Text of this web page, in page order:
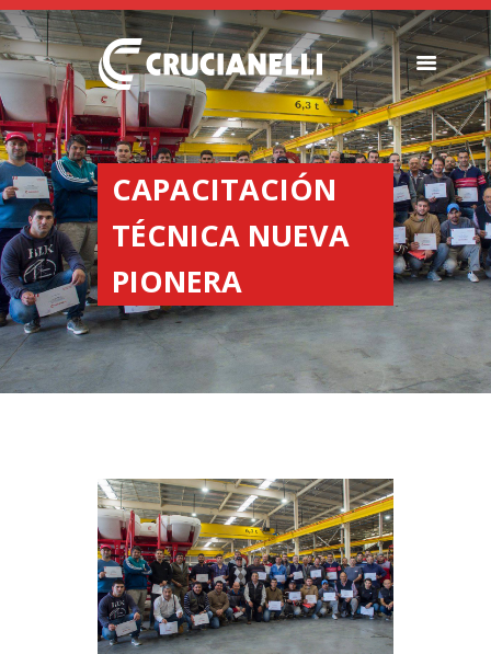
CAPACITACIÓN
TÉCNICA NUEVA
PIONERA
SEMBRADORAS
FERTILIZADORAS
INSTITUCIONAL
CONCESIONARIOS
NOVEDADES
RECURSOS
CONTACTO